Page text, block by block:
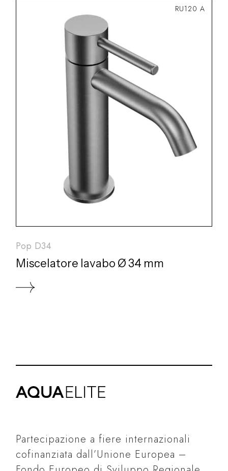
RU120 A
Pop D34
Miscelatore lavabo Ø 34 mm
Partecipazione a fiere internazionali
cofinanziata dall’Unione Europea –